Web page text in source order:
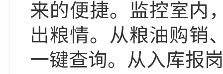
来的便捷。监控室内
出粮情。从粮油购销
一键查询。从入库报